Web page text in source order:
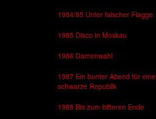
1984/85 Unter falscher Flagge
1985 Disco in Moskau
1986 Damenwahl
1987 Ein bunter Abend für eine
schwarze Republik
1988 Bis zum bitteren Ende